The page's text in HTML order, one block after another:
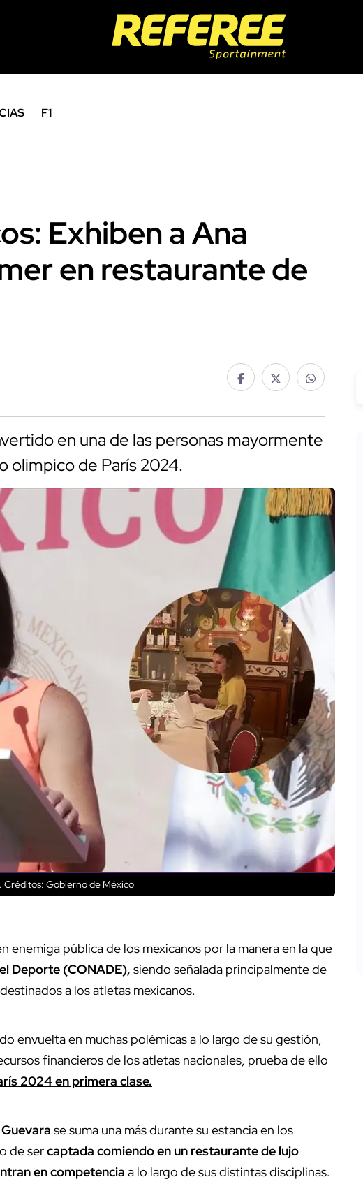
F1
Exhiben a Ana
en restaurante de
en una de las personas mayormente
olimpico de París 2024.
Créditos: Gobierno de México
enemiga pública de los mexicanos por la manera en la que
Deporte (CONADE), siendo señalada principalmente de
a los atletas mexicanos.
envuelta en muchas polémicas a lo largo de su gestión,
financieros de los atletas nacionales, prueba de ello
2024 en primera clase.
se suma una más durante su estancia en los
de sercaptada comiendo en un restaurante de lujo
en competencia a lo largo de sus distintas disciplinas.